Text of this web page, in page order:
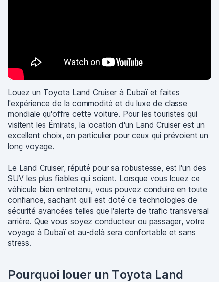
Louez un Toyota Land Cruiser à Dubaï et faites
l'expérience de la commodité et du luxe de classe
mondiale qu'offre cette voiture. Pour les touristes qui
visitent les Émirats, la location d'un Land Cruiser est un
excellent choix, en particulier pour ceux qui prévoient un
long voyage.
Le Land Cruiser, réputé pour sa robustesse, est l'un des
SUV les plus fiables qui soient. Lorsque vous louez ce
véhicule bien entretenu, vous pouvez conduire en toute
confiance, sachant qu'il est doté de technologies de
sécurité avancées telles que l'alerte de trafic transversal
arrière. Que vous soyez conducteur ou passager, votre
voyage à Dubaï et au-delà sera confortable et sans
stress.
Pourquoi louer un Toyota Land